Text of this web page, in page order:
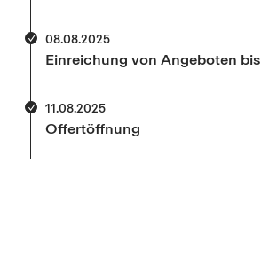
08.08.2025
Einreichung von Angeboten bis
11.08.2025
Offertöffnung